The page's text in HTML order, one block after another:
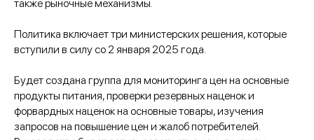
также рыночные механизмы.
Политика включает три министерских решения, которые
вступили в силу со 2 января 2025 года.
Будет создана группа для мониторинга цен на основные
продукты питания, проверки резервных наценок и
форвардных наценок на основные товары, изучения
запросов на повышение цен и жалоб потребителей.